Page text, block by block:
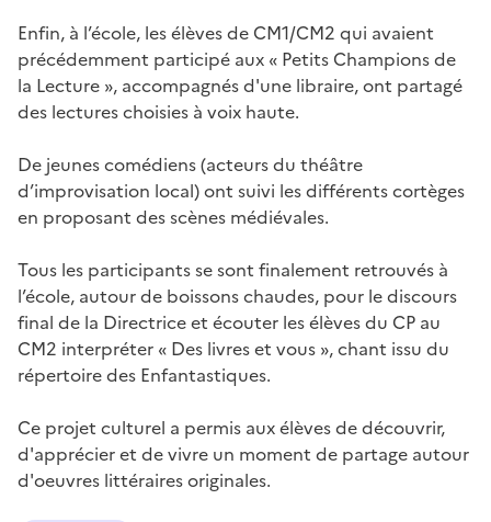
Enfin, à l’école, les élèves de CM1/CM2 qui avaient
précédemment participé aux « Petits Champions de
la Lecture », accompagnés d'une libraire, ont partagé
des lectures choisies à voix haute.
De jeunes comédiens (acteurs du théâtre
d’improvisation local) ont suivi les différents cortèges
en proposant des scènes médiévales.
Tous les participants se sont finalement retrouvés à
l’école, autour de boissons chaudes, pour le discours
final de la Directrice et écouter les élèves du CP au
CM2 interpréter « Des livres et vous », chant issu du
répertoire des Enfantastiques.
Ce projet culturel a permis aux élèves de découvrir,
d'apprécier et de vivre un moment de partage autour
d'oeuvres littéraires originales.